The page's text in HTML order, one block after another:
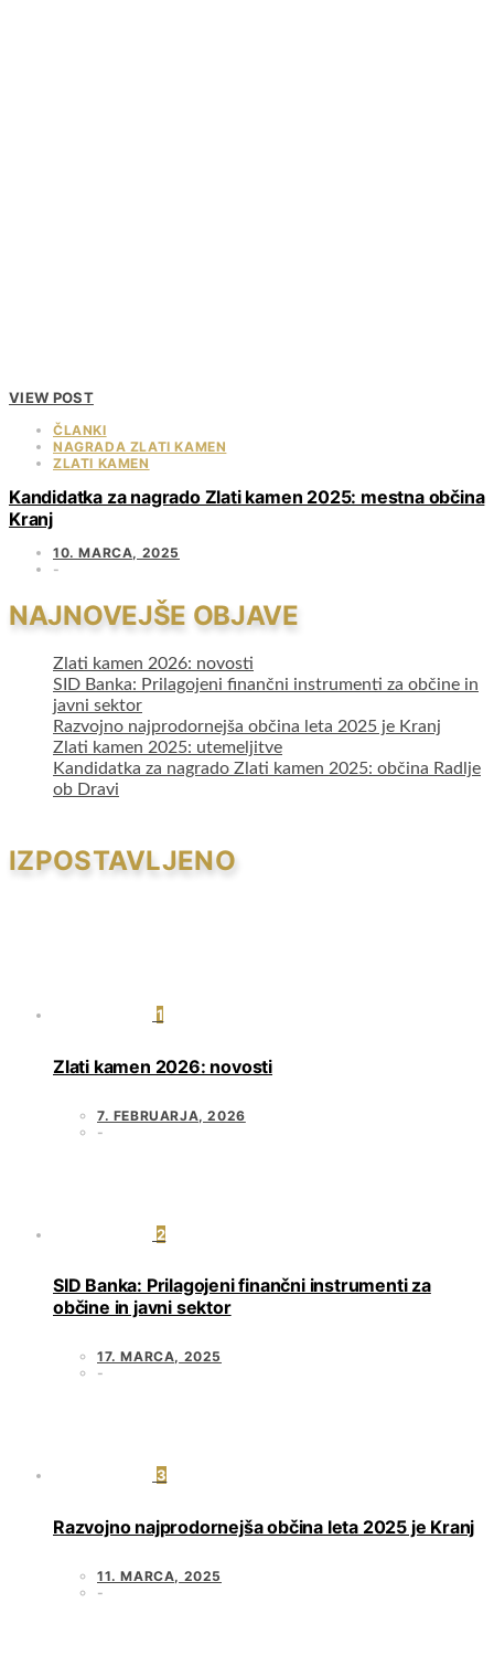
VIEW POST
ČLANKI
NAGRADA ZLATI KAMEN
ZLATI KAMEN
Kandidatka za nagrado Zlati kamen 2025: mestna občina
Kranj
10. MARCA, 2025
NAJNOVEJŠE OBJAVE
Zlati kamen 2026: novosti
SID Banka: Prilagojeni finančni instrumenti za občine in
javni sektor
Razvojno najprodornejša občina leta 2025 je Kranj
Zlati kamen 2025: utemeljitve
Kandidatka za nagrado Zlati kamen 2025: občina Radlje
ob Dravi
IZPOSTAVLJENO
1
Zlati kamen 2026: novosti
7. FEBRUARJA, 2026
2
SID Banka: Prilagojeni finančni instrumenti za
občine in javni sektor
17. MARCA, 2025
3
Razvojno najprodornejša občina leta 2025 je Kranj
11. MARCA, 2025